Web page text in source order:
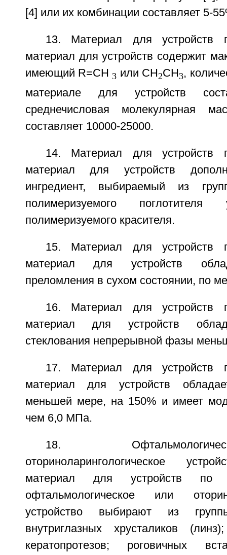
[4] или их комбинации составляет 5-
13. Материал для
материал для устройств содержит
имеющий R=CH 3 или СН2СН3,
материале для устройств
среднечисловая молекулярная
составляет 10000-25000.
14. Материал для
материал для устройств
ингредиент, выбираемый из
полимеризуемого поглотителя
полимеризуемого красителя.
15. Материал для
материал для устройств
преломления в сухом состоянии, по
16. Материал для
материал для устройств
стеклования непрерывной фазы
17. Материал для
материал для устройств
меньшей мере, на 150% и имеет
чем 6,0 МПа.
18.
оториноларингологическое
материал для устройств
офтальмологическое или
устройство выбирают из
внутриглазных хрусталиков
кератопротезов; роговичных